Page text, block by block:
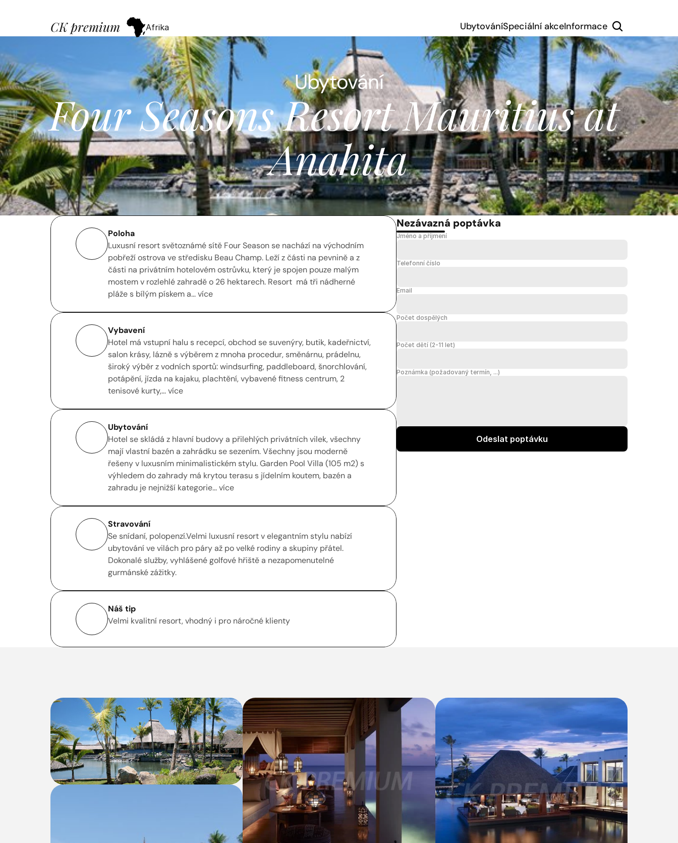
CK premium UbytováníSpeciální akceInformace
Afrika
Ubytování
Four Seasons Resort Mauritius at
Anahita
Poloha
Luxusní resort světoznámé sítě Four Season se nachází na východním
pobřeží ostrova ve středisku Beau Champ. Leží z části na pevnině a z
části na privátním hotelovém ostrůvku, který je spojen pouze malým
mostem v rozlehlé zahradě o 26 hektarech. Resort  má tři nádherné
pláže s bílým pískem a... více
Vybavení
Hotel má vstupní halu s recepcí, obchod se suvenýry, butik, kadeřnictví,
salon krásy, lázně s výběrem z mnoha procedur, směnárnu, prádelnu,
široký výběr z vodních sportů: windsurfing, paddleboard, šnorchlování,
potápění, jízda na kajaku, plachtění, vybavené fitness centrum, 2
tenisové kurty,... více
Ubytování
Hotel se skládá z hlavní budovy a přilehlých privátních vilek, všechny
mají vlastní bazén a zahrádku se sezením. Všechny jsou moderně
řešeny v luxusním minimalistickém stylu. Garden Pool Villa (105 m2) s
výhledem do zahrady má krytou terasu s jídelním koutem, bazén a
zahradu je nejnižší kategorie... více
Stravování
Se snídaní, polopenzí.Velmi luxusní resort v elegantním stylu nabízí
ubytování ve vilách pro páry až po velké rodiny a skupiny přátel.
Dokonalé služby, vyhlášené golfové hřiště a nezapomenutelné
gurmánské zážitky.
Náš tip
Velmi kvalitní resort, vhodný i pro náročné klienty
Nezávazná poptávka
Jméno a příjmení
Telefonní číslo
Email
Počet dospělých
Počet dětí (2-11 let)
Poznámka (požadovaný termín, ...)
Odeslat poptávku